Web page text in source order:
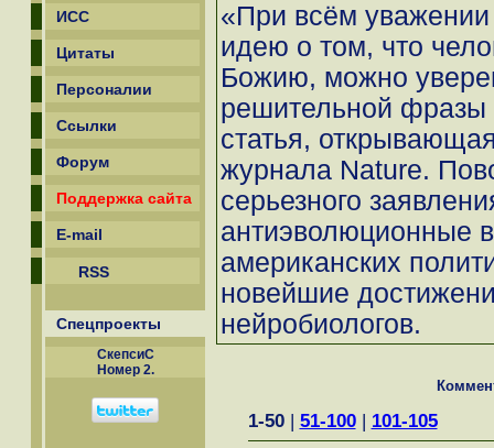
ИСС
Цитаты
Персоналии
Ссылки
Форум
Поддержка сайта
E-mail
RSS
Спецпроекты
СкепсиС
Номер 2.
«При всём
идею о том, что
Божию, можно
решительной фразы
статья,
журнала Nature.
серьезного
антиэволюционные
американских
новейшие
нейробиологов.
1-50| 51-100| 101-105